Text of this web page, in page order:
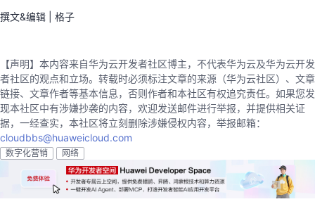
撰文&编辑 | 格子
【声明】本内容来自华为云开发者社区博主，不代表华为云及华为云开发
者社区的观点和立场。转载时必须标注文章的来源（华为云社区）、文章
链接、文章作者等基本信息，否则作者和本社区有权追究责任。如果您发
现本社区中有涉嫌抄袭的内容，欢迎发送邮件进行举报，并提供相关证
据，一经查实，本社区将立刻删除涉嫌侵权内容，举报邮箱：
cloudbbs@huaweicloud.com
数字化营销 网络